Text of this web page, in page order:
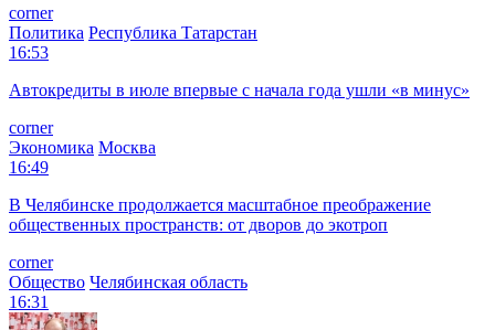
corner
Политика Республика Татарстан
16:53
Автокредиты в июле впервые с начала года ушли «в минус»
corner
Экономика Москва
16:49
В Челябинске продолжается масштабное преображение
общественных пространств: от дворов до экотроп
corner
Общество Челябинская область
16:31